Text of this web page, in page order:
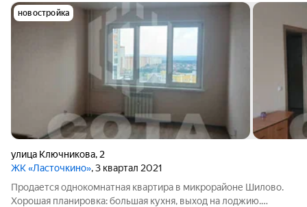
новостройка
улица Ключникова, 2
ЖК «Ласточкино», 3 квартал 2021
Продается однокомнатная квартира в микрорайоне Шилово.
Хорошая планировка: большая кухня, выход на лоджию.